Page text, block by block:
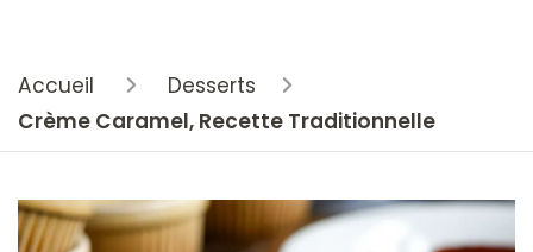
Accueil
Desserts
Crème Caramel, Recette Traditionnelle